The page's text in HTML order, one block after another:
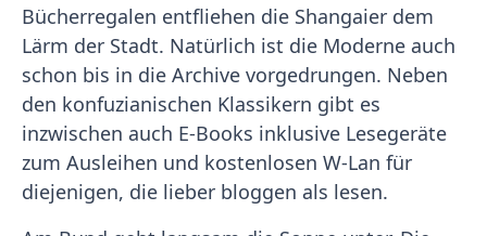
Bücherregalen entfliehen die Shangaier dem
Lärm der Stadt. Natürlich ist die Moderne auch
schon bis in die Archive vorgedrungen. Neben
den konfuzianischen Klassikern gibt es
inzwischen auch E-Books inklusive Lesegeräte
zum Ausleihen und kostenlosen W-Lan für
diejenigen, die lieber bloggen als lesen.